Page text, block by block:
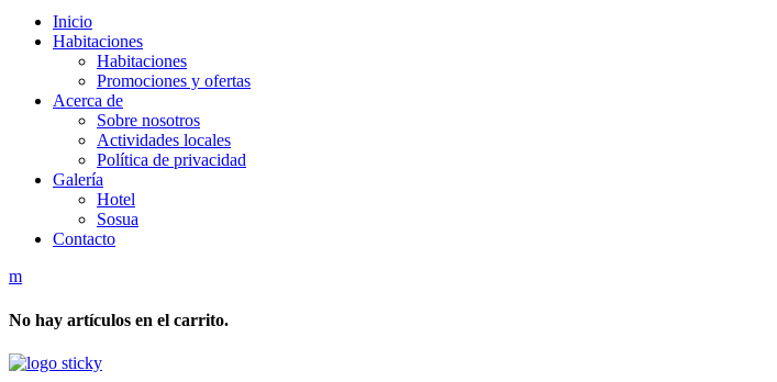
Inicio
Habitaciones
Habitaciones
Promociones y ofertas
Acerca de
Sobre nosotros
Actividades locales
Política de privacidad
Galería
Hotel
Sosua
Contacto
No hay artículos en el carrito.